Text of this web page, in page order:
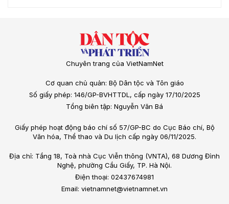
Chuyên trang của VietNamNet
Cơ quan chủ quản: Bộ Dân tộc và Tôn giáo
Số giấy phép: 146/GP-BVHTTDL, cấp ngày 17/10/2025
Tổng biên tập: Nguyễn Văn Bá
Giấy phép hoạt động báo chí số 57/GP-BC do Cục Báo chí, Bộ
Văn hóa, Thể thao và Du lịch cấp ngày 06/11/2025.
Địa chỉ: Tầng 18, Toà nhà Cục Viễn thông (VNTA), 68 Dương Đình
Nghệ, phường Cầu Giấy, TP. Hà Nội.
Điện thoại: 02437674981
Email: vietnamnet@vietnamnet.vn